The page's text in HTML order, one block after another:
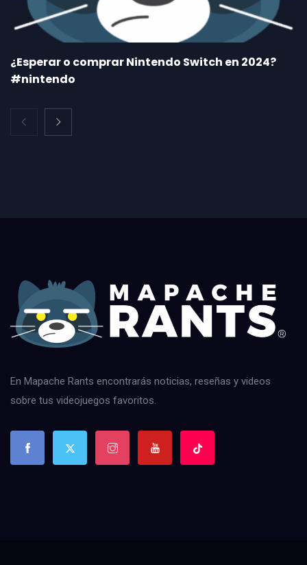
¿Esperar o comprar Nintendo Switch en 2024?
#nintendo
En Mapache Rants encontrarás noticias, reseñas y videos
sobre tus videojuegos favoritos.